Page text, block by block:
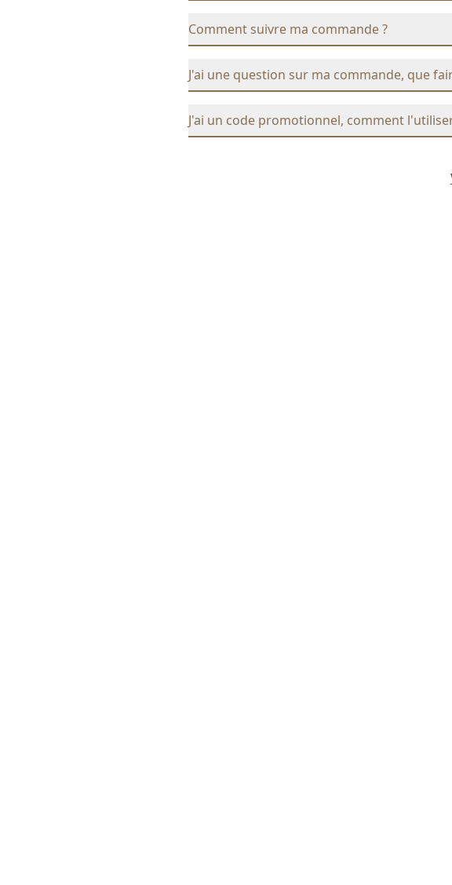
Comment suivre ma commande ?
J'ai une question sur ma commande, que
J'ai un code promotionnel, comment